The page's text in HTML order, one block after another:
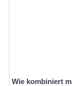
Wie kombiniert